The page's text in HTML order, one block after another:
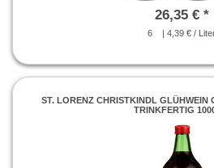
26,35 € *
6 | 4,39 € /
ST. LORENZ CHRISTKINDL GLÜHWEIN
RINKFERTIG